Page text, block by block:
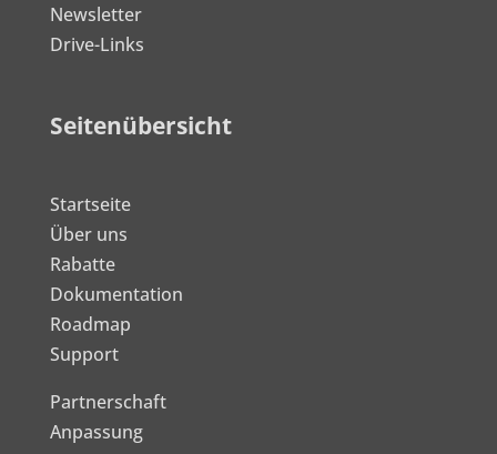
Newsletter
Drive-Links
Seitenübersicht
Startseite
Über uns
Rabatte
Dokumentation
Roadmap
Support
Partnerschaft
Anpassung